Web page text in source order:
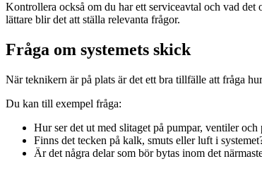
Kontrollera också om du har ett serviceavtal och vad
lättare blir det att ställa relevanta frågor.
Fråga om systemets skick
När teknikern är på plats är det ett bra tillfälle att fråga
Du kan till exempel fråga:
Hur ser det ut med slitaget på pumpar, ventiler och
Finns det tecken på kalk, smuts eller luft i
Är det några delar som bör bytas inom det